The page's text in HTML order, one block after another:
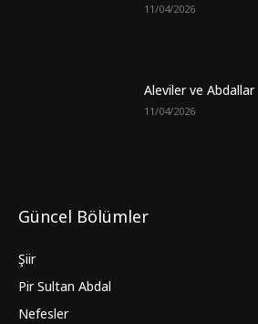
11/04/2026
Aleviler ve Abdallar
11/04/2026
Güncel Bölümler
Şiir
Pir Sultan Abdal
Nefesler